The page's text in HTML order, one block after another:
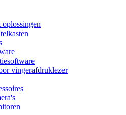
vingerafdruklezer